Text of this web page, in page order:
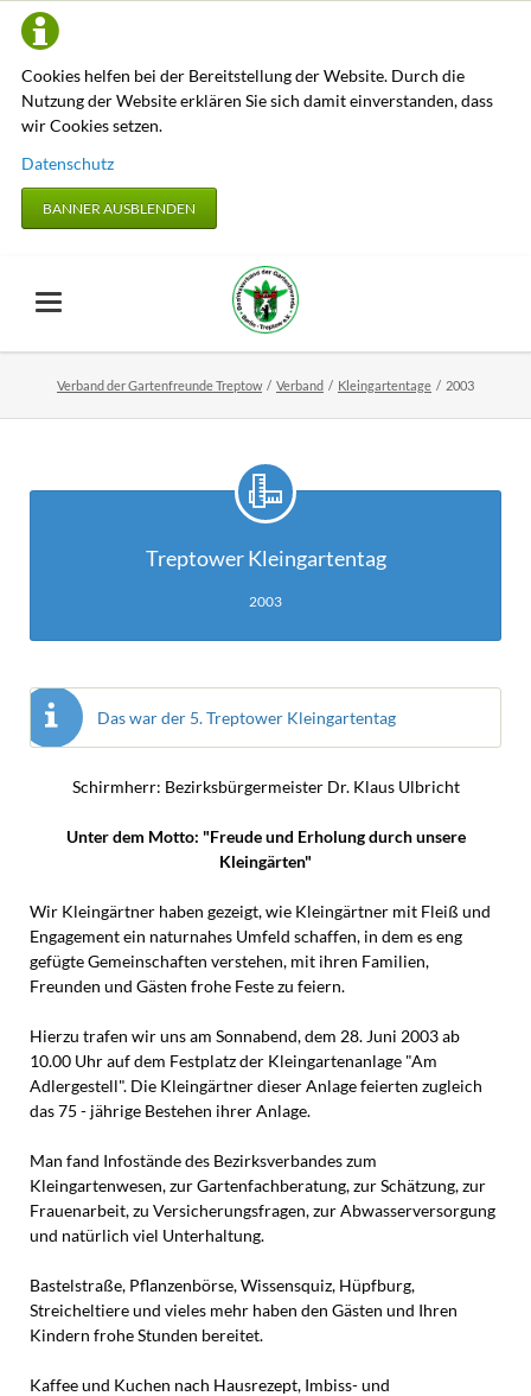
Cookies helfen bei der Bereitstellung der Website. Durch die
Nutzung der Website erklären Sie sich damit einverstanden, dass
wir Cookies setzen.
Datenschutz
BANNER AUSBLENDEN
Verband der Gartenfreunde Treptow Verband Kleingartentage 2003
Treptower Kleingartentag
2003
Das war der 5. Treptower Kleingartentag
Schirmherr: Bezirksbürgermeister Dr. Klaus Ulbricht
Unter dem Motto: "Freude und Erholung durch unsere
Kleingärten"
Wir Kleingärtner haben gezeigt, wie Kleingärtner mit Fleiß und
Engagement ein naturnahes Umfeld schaffen, in dem es eng
gefügte Gemeinschaften verstehen, mit ihren Familien,
Freunden und Gästen frohe Feste zu feiern.
Hierzu trafen wir uns am Sonnabend, dem 28. Juni 2003 ab
10.00 Uhr auf dem Festplatz der Kleingartenanlage "Am
Adlergestell". Die Kleingärtner dieser Anlage feierten zugleich
das 75 - jährige Bestehen ihrer Anlage.
Man fand Infostände des Bezirksverbandes zum
Kleingartenwesen, zur Gartenfachberatung, zur Schätzung, zur
Frauenarbeit, zu Versicherungsfragen, zur Abwasserversorgung
und natürlich viel Unterhaltung.
Bastelstraße, Pflanzenbörse, Wissensquiz, Hüpfburg,
Streicheltiere und vieles mehr haben den Gästen und Ihren
Kindern frohe Stunden bereitet.
Kaffee und Kuchen nach Hausrezept, Imbiss- und